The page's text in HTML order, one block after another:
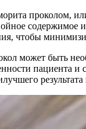
проколом,
чтобы
может быть
пациента и